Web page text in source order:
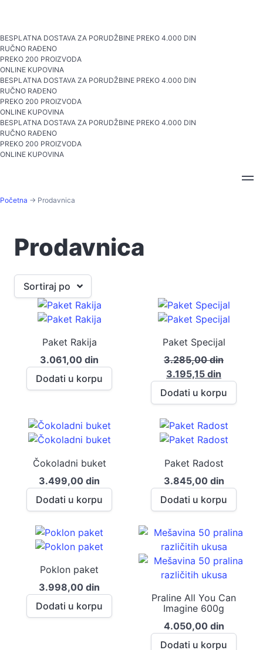
content
BESPLATNA DOSTAVA ZA PORUDŽBINE PREKO 4.000 DIN
RUČNO RAĐENO
PREKO 200 PROIZVODA
ONLINE KUPOVINA
BESPLATNA DOSTAVA ZA PORUDŽBINE PREKO 4.000 DIN
RUČNO RAĐENO
PREKO 200 PROIZVODA
ONLINE KUPOVINA
BESPLATNA DOSTAVA ZA PORUDŽBINE PREKO 4.000 DIN
RUČNO RAĐENO
PREKO 200 PROIZVODA
ONLINE KUPOVINA
Početna → Prodavnica
Prodavnica
Sortiraj po
Paket Rakija
3.061,00 din
Dodati u korpu
Paket Specijal
3.285,00din
Оригинална
цена
је
била:
3.285,00 din.
3.195,15 din
је:
Dodati u korpu
Čokoladni buket
3.499,00 din
Dodati u korpu
Paket Radost
3.845,00 din
Dodati u korpu
Poklon paket
3.998,00 din
Dodati u korpu
Praline All You Can
Imagine 600g
4.050,00 din
Dodati u korpu